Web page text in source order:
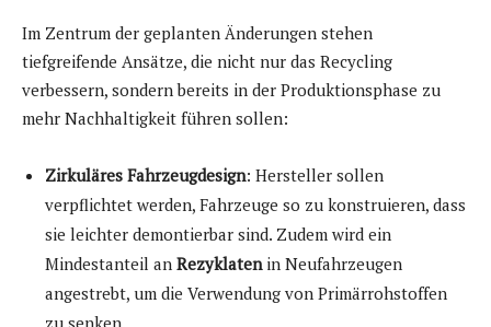
Im Zentrum der geplanten Änderungen stehen
tiefgreifende Ansätze, die nicht nur das Recycling
verbessern, sondern bereits in der Produktionsphase zu
mehr Nachhaltigkeit führen sollen:
Zirkuläres Fahrzeugdesign: Hersteller sollen
verpflichtet werden, Fahrzeuge so zu konstruieren, dass
sie leichter demontierbar sind. Zudem wird ein
Mindestanteil an Rezyklaten in Neufahrzeugen
angestrebt, um die Verwendung von Primärrohstoffen
zu senken.